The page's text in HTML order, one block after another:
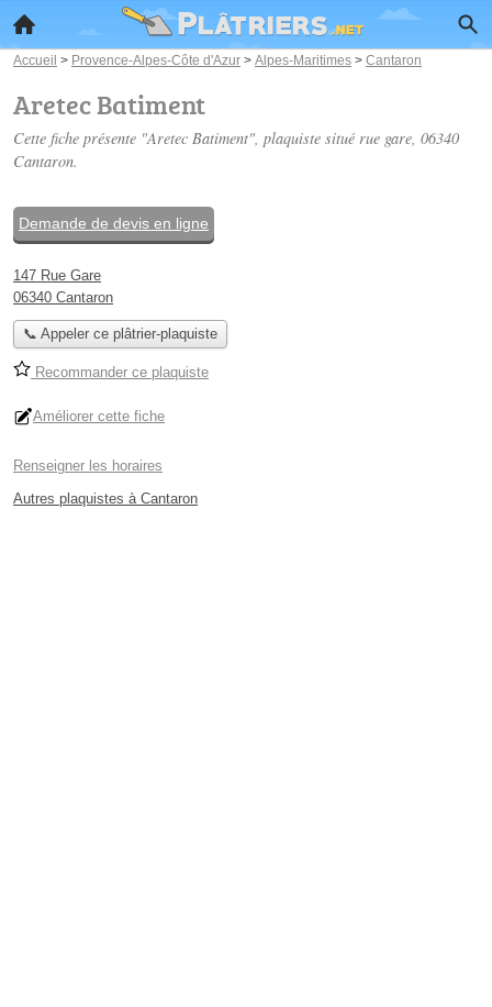
Accueil > Provence-Alpes-Côte d'Azur > Alpes-Maritimes > Cantaron
Aretec Batiment
Cette fiche présente "Aretec Batiment", plaquiste situé rue gare, 06340
Cantaron.
Demande de devis en ligne
147 Rue Gare
06340 Cantaron
📞 Appeler ce plâtrier-plaquiste
Recommander ce plaquiste
Améliorer cette fiche
Renseigner les horaires
Autres plaquistes à Cantaron